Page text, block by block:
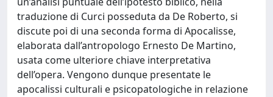
traduzione di Curci posseduta da De Roberto, si
discute poi di una seconda forma di Apocalisse,
elaborata dall’antropologo Ernesto De Martino,
usata come ulteriore chiave interpretativa
dell’opera. Vengono dunque presentate le
apocalissi culturali e psicopatologiche in relazione